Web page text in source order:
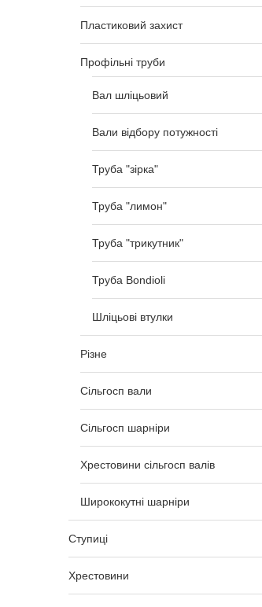
Пластиковий захист
Профільні труби
Вал шліцьовий
Вали відбору потужності
Труба "зірка"
Труба "лимон"
Труба "трикутник"
Труба Bondioli
Шліцьові втулки
Різне
Сільгосп вали
Сільгосп шарніри
Хрестовини сільгосп валів
Ширококутні шарніри
Ступиці
Хрестовини
(1 3/4”), Діаметр Посадки – 62 Мм,
1 192,00₴